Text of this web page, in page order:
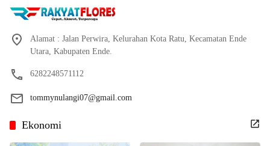
Alamat : Jalan Perwira, Kelurahan Kota Ratu, Kecamatan Ende
Utara, Kabupaten Ende.
6282248571112
tommynulangi07@gmail.com
Ekonomi